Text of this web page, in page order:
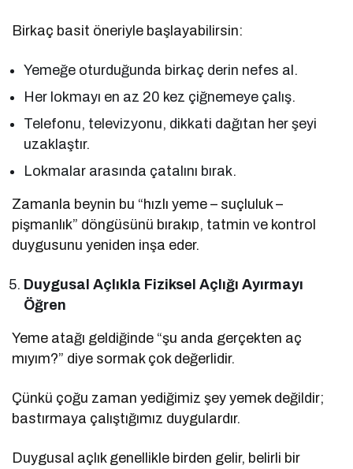
Birkaç basit öneriyle başlayabilirsin:
Yemeğe oturduğunda birkaç derin nefes al.
Her lokmayı en az 20 kez çiğnemeye çalış.
Telefonu, televizyonu, dikkati dağıtan her şeyi
uzaklaştır.
Lokmalar arasında çatalını bırak.
Zamanla beynin bu “hızlı yeme – suçluluk –
pişmanlık” döngüsünü bırakıp, tatmin ve kontrol
duygusunu yeniden inşa eder.
Duygusal Açlıkla Fiziksel Açlığı Ayırmayı
Öğren
Yeme atağı geldiğinde “şu anda gerçekten aç
mıyım?” diye sormak çok değerlidir.
Çünkü çoğu zaman yediğimiz şey yemek değildir;
bastırmaya çalıştığımız duygulardır.
Duygusal açlık genellikle birden gelir, belirli bir